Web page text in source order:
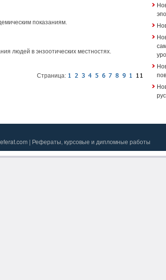
показаниям.
людей в энзоотических местностях.
Страница:
| Рефераты, курсовые и дипломные работы